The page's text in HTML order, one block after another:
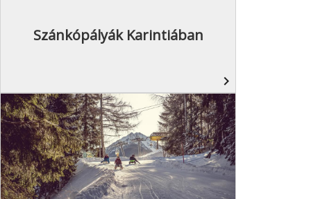
Szánkópályák Karintiában
navigate_next